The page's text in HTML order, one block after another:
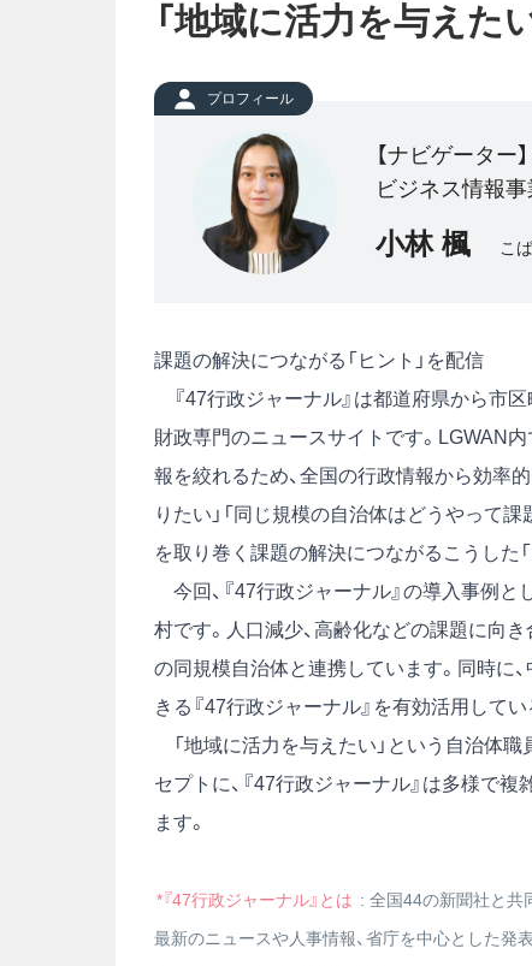
「地域に活力を与えた
プロフィール
【ナビゲーター
ビジネス情報事
小林 楓 こ
課題の解決につながる「ヒント」を配信
『47行政ジャーナル』は都道府県から市
財政専門のニュースサイトです。LGWAN
報を絞れるため、全国の行政情報から効率
りたい」「同じ規模の自治体はどうやって
を取り巻く課題の解決につながるこうした「
今回、『47行政ジャーナル』の導入事例
村です。人口減少、高齢化などの課題に向
の同規模自治体と連携しています。同時に
きる『47行政ジャーナル』を有効活用してい
「地域に活力を与えたい」という自治体職
セプトに、『47行政ジャーナル』は多様で
ます。
*『47行政ジャーナル』とは : 全国44の新聞社と共
最新のニュースや人事情報、省庁を中心とした発